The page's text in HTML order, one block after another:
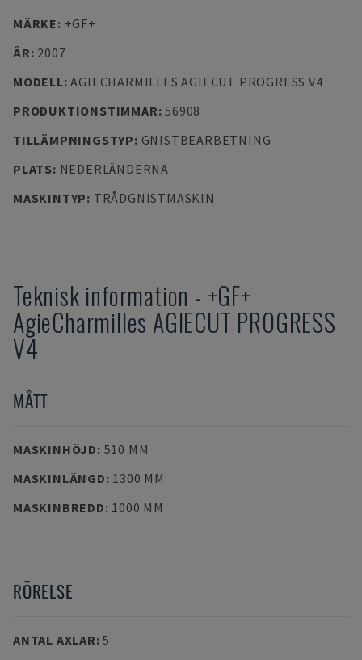
MÄRKE: +GF+
ÅR: 2007
MODELL:AGIECHARMILLES AGIECUT PROGRESS V4
PRODUKTIONSTIMMAR:56908
TILLÄMPNINGSTYP: GNISTBEARBETNING
PLATS: NEDERLÄNDERNA
MASKINTYP: TRÅDGNISTMASKIN
Teknisk information - +GF+
AgieCharmilles AGIECUT PROGRESS
V4
MÅTT
MASKINHÖJD: 510 MM
MASKINLÄNGD: 1300 MM
MASKINBREDD: 1000 MM
RÖRELSE
ANTAL AXLAR:5